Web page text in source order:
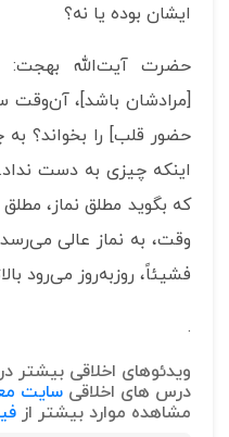
ایشان بوده یا نه؟
حضرت آیت‌الله بهجت:
[مرادشان باشد]، آن‌وقت
حضور قلب] را بخواند؟ به
اینکه چیزی به دست
که بگوید مطلق نماز،
وقت، به نماز عالی
فشیئاً، روزبه‌روز می‌رود
.
ویدئوهای اخلاقی بیشتر در
درس های اخلاقی سایت
مشاهده موارد بیشتر از